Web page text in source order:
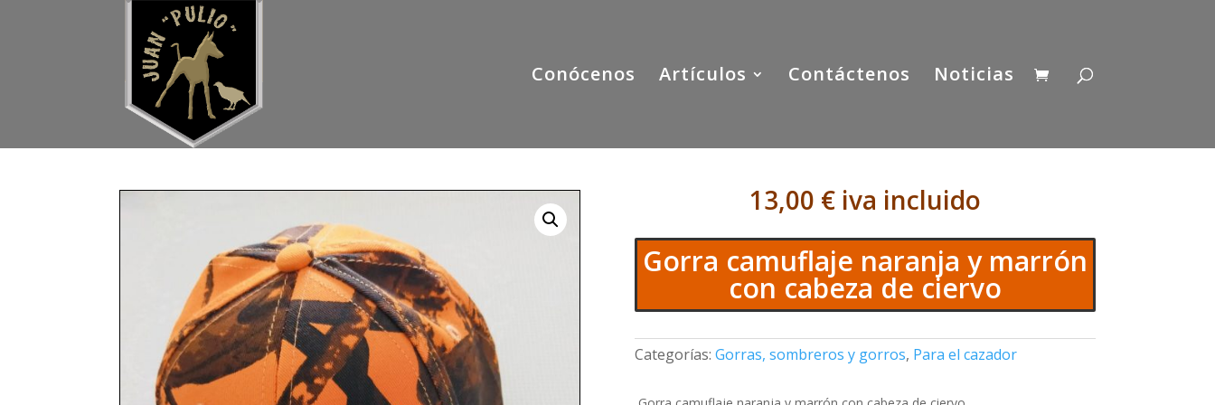
Conócenos Artículos Contáctenos Noticias
13,00 € iva incluido
Gorra camuflaje naranja y marrón
con cabeza de ciervo
Categorías: Gorras, sombreros y gorros, Para el cazador